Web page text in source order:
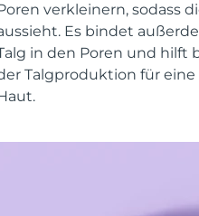
verkleinern, sodass
Es bindet
in den Poren und hilft
Talgproduktion für